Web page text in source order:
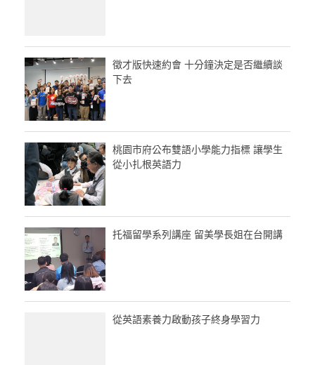
徵才版快速約會 十分鐘決定是否繼續談
下去
桃園市府公布雙語小學能力指標 讓學生
從小扎根英語力
托福留學系列講座 留美學長姐在台開講
從英語素養力啟動孩子終身學習力